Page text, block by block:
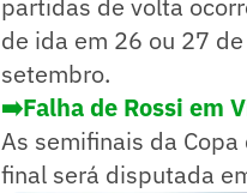
partidas de volta
de ida em 26 ou 27
setembro.
➡️Falha de Rossi em
As semifinais da
final será disputada